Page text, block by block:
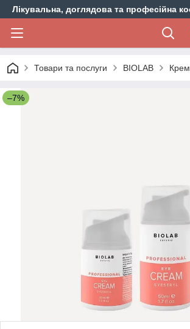
Лікувальна, доглядова та професійна
Товари та послуги BIOLAB
–7%